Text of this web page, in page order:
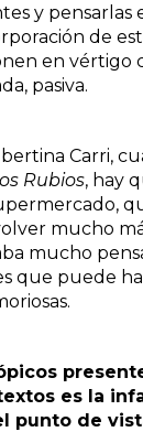
y pensarlas
de
en vértigo
pasiva.
Carri,
Rubios, hay
mucho
mucho
que puede
es la
punto de